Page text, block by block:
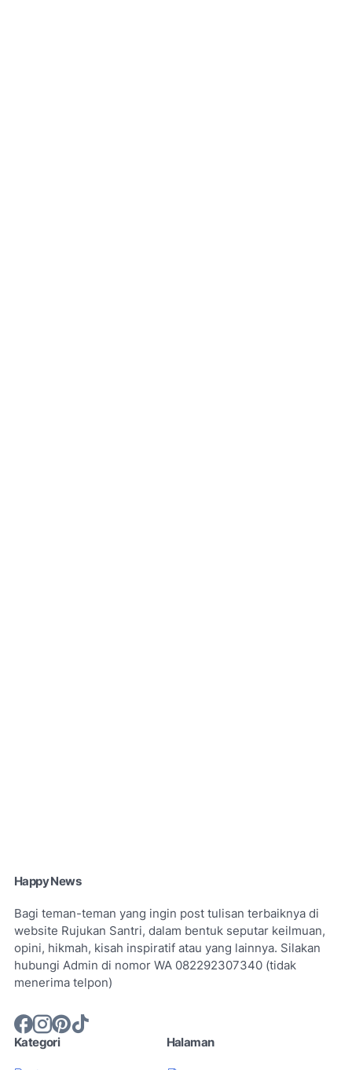
Happy News
Bagi teman-teman yang ingin post tulisan terbaiknya di
website Rujukan Santri, dalam bentuk seputar keilmuan,
opini, hikmah, kisah inspiratif atau yang lainnya. Silakan
hubungi Admin di nomor WA 082292307340 (tidak
menerima telpon)
Kategori Halaman